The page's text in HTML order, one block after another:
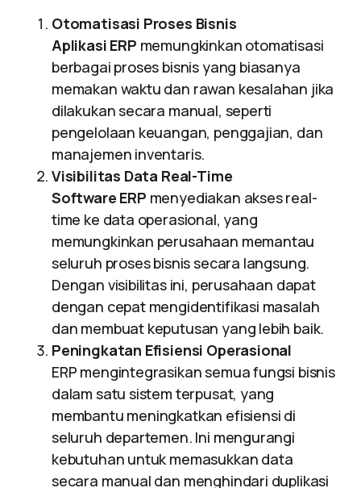
Otomatisasi Proses Bisnis
Aplikasi ERP memungkinkan otomatisasi
berbagai proses bisnis yang biasanya
memakan waktu dan rawan kesalahan jika
dilakukan secara manual, seperti
pengelolaan keuangan, penggajian, dan
manajemen inventaris.
Visibilitas Data Real-Time
Software ERP menyediakan akses real-
time ke data operasional, yang
memungkinkan perusahaan memantau
seluruh proses bisnis secara langsung.
Dengan visibilitas ini, perusahaan dapat
dengan cepat mengidentifikasi masalah
dan membuat keputusan yang lebih baik.
Peningkatan Efisiensi Operasional
ERP mengintegrasikan semua fungsi bisnis
dalam satu sistem terpusat, yang
membantu meningkatkan efisiensi di
seluruh departemen. Ini mengurangi
kebutuhan untuk memasukkan data
secara manual dan menghindari duplikasi